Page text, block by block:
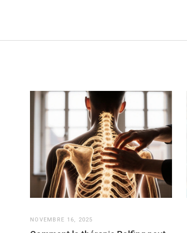
NOVEMBRE 16, 2025